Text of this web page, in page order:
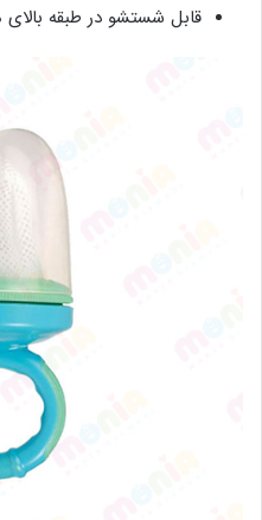
قابل شستشو در طبقه